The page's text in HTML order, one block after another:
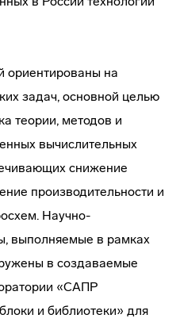
ориентированы на
задач, основной целью
теории, методов и
вычислительных
снижение
производительности и
Научно-
выполняемые в рамках
в создаваемые
«САПР
и библиотеки» для